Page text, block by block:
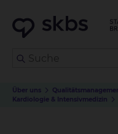
Über uns
Kardiologie & Intensivmedizin